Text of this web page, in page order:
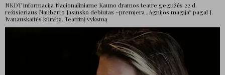
NKDT informacija Nacionaliniame Kauno dramos teatre gegužės 22 d.
režisieriaus Nauberto Jasinsko debiutas –premjera „Agnijos magija“ pagal J.
Ivanauskaitės kūrybą. Teatrinį vyksmą